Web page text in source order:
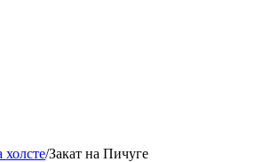
/Закат на Пичуге